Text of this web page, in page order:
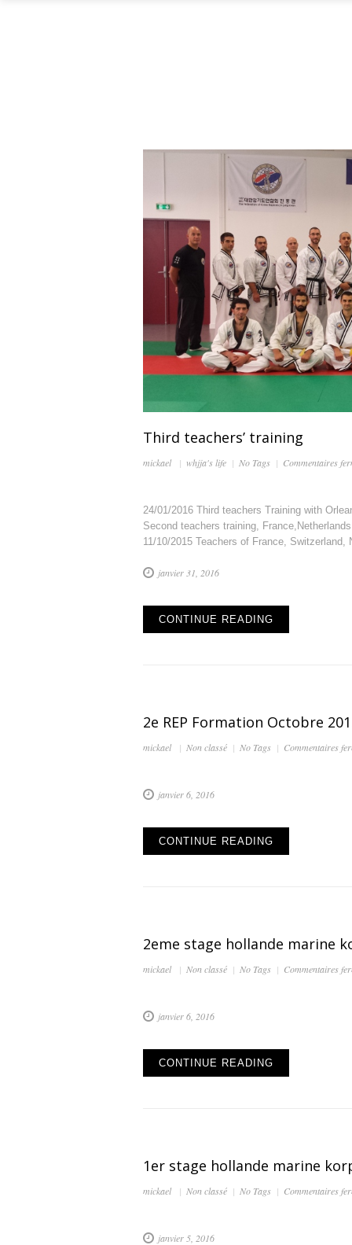
Third teachers’ training
mickael whjja's life No Tags Commentaires
24/01/2016 Third teachers Training with
Second teachers training,
11/10/2015 Teachers of France,
janvier 31, 2016
CONTINUE READING
2e REP Formation Octobre
mickael Non classé No Tags Commentaires
janvier 6, 2016
CONTINUE READING
2eme stage hollande marine
mickael Non classé No Tags Commentaires
janvier 6, 2016
CONTINUE READING
1er stage hollande marine
mickael Non classé No Tags Commentaires
janvier 5, 2016